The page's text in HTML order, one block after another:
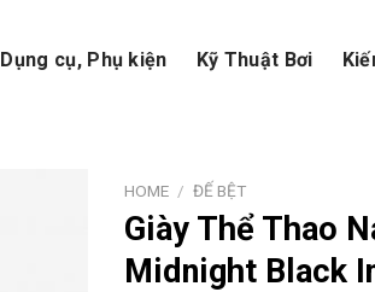
Dụng cụ, Phụ kiện Kỹ Thuật Bơi
HOME / ĐẾ BỆT
Giày Thể Thao
Midnight Black